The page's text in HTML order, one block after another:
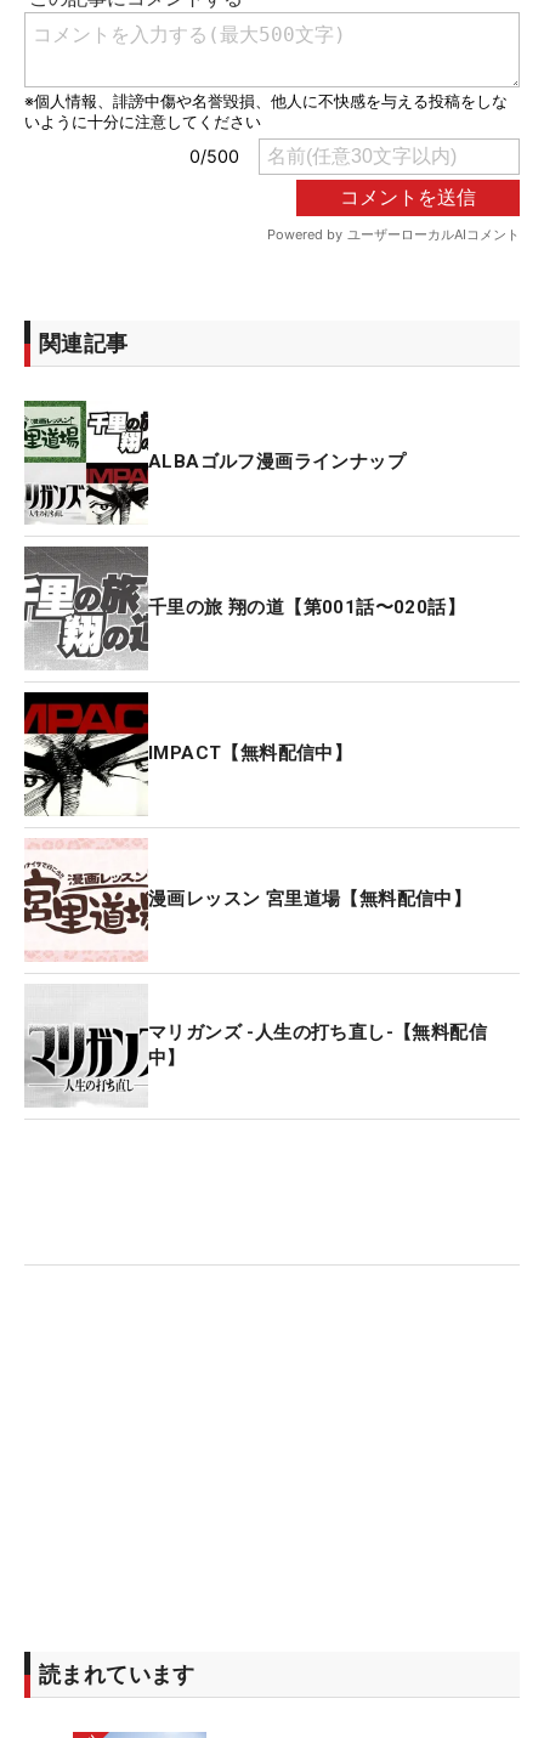
関連記事
ALBAゴルフ漫画ラインナップ
千里の旅 翔の道【第001話〜020話】
IMPACT【無料配信中】
漫画レッスン 宮里道場【無料配信中】
マリガンズ -人生の打ち直し-【無料配信
中】
読まれています